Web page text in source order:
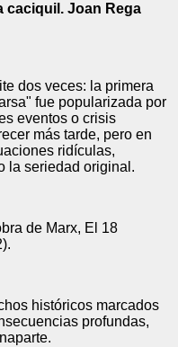
caciquil. Joan Rega
dos veces: la primera
fue popularizada por
eventos o crisis
más tarde, pero en
ridículas,
la seriedad original.
de Marx, El 18
históricos marcados
profundas,